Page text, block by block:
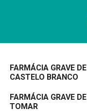
FARMÁCIA GRAVE DE
CASTELO BRANCO
FARMÁCIA GRAVE DE
TOMAR